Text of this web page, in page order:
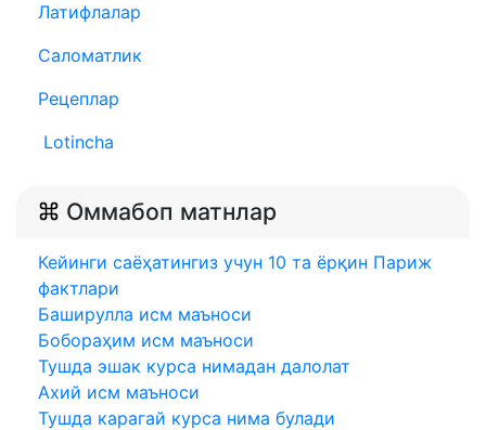
Латифлалар
Саломатлик
Рецеплар
Lotincha
Оммабоп матнлар
Кейинги саёҳатингиз учун 10 та ёрқин Париж
фактлари
Баширулла исм маъноси
Бобораҳим исм маъноси
Тушда эшак курса нимадан далолат
Ахий исм маъноси
Тушда карагай курса нима булади